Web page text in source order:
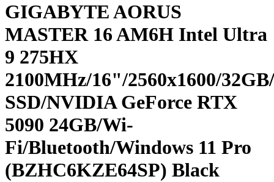
GIGABYTE AORUS
MASTER 16 AM6H Intel Ultra
9 275HX
2100MHz/16"/2560x1600/
SSD/NVIDIA GeForce RTX
5090 24GB/Wi-
Fi/Bluetooth/Windows 11 Pro
(BZHC6KZE64SP) Black